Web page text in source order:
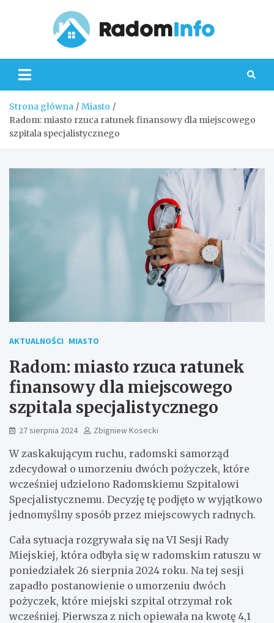
Strona główna
Miasto
Radom: miasto rzuca ratunek finansowy dla miejscowego
szpitala specjalistycznego
AKTUALNOŚCI MIASTO
Radom: miasto rzuca ratunek
finansowy dla miejscowego
szpitala specjalistycznego
27 sierpnia 2024 Zbigniew Kosecki
W zaskakującym ruchu, radomski samorząd
zdecydował o umorzeniu dwóch pożyczek, które
wcześniej udzielono Radomskiemu Szpitalowi
Specjalistycznemu. Decyzję tę podjęto w wyjątkowo
jednomyślny sposób przez miejscowych radnych.
Cała sytuacja rozgrywała się na VI Sesji Rady
Miejskiej, która odbyła się w radomskim ratuszu w
poniedziałek 26 sierpnia 2024 roku. Na tej sesji
zapadło postanowienie o umorzeniu dwóch
pożyczek, które miejski szpital otrzymał rok
wcześniej. Pierwsza z nich opiewała na kwotę 4,1